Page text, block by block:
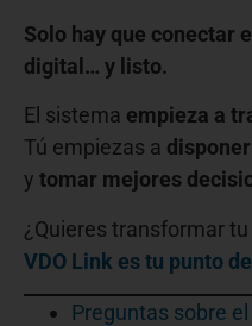
Solo hay que conectar
digital… y listo.
El sistema empieza a
Tú empiezas a
y tomar mejores
¿Quieres transformar
VDO Link es tu punto
Preguntas sobre